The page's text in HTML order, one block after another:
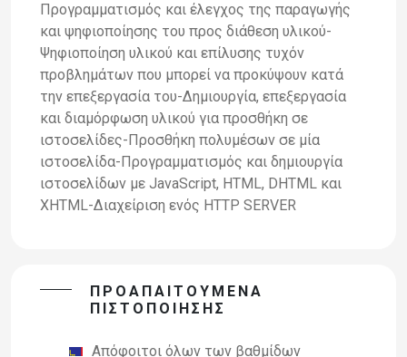
Προγραμματισμός και έλεγχος της παραγωγής
και ψηφιοποίησης του προς διάθεση υλικού-
Ψηφιοποίηση υλικού και επίλυσης τυχόν
προβλημάτων που μπορεί να προκύψουν κατά
την επεξεργασία του-Δημιουργία, επεξεργασία
και διαμόρφωση υλικού για προσθήκη σε
ιστοσελίδες-Προσθήκη πολυμέσων σε μία
ιστοσελίδα-Προγραμματισμός και δημιουργία
ιστοσελίδων με JavaScript, HTML, DHTML και
ΧHTML-Διαχείριση ενός ΗΤΤΡ SERVER
ΠΡΟΑΠΑΙΤΟΎΜΕΝΑ
ΠΙΣΤΟΠΟΊΗΣΗΣ
Απόφοιτοι όλων των βαθμίδων